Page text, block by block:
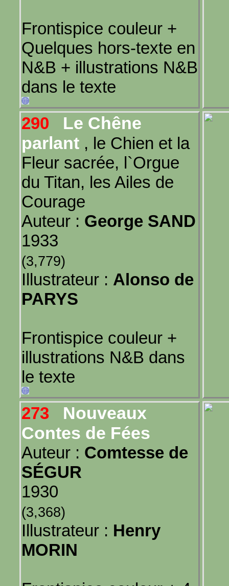
Frontispice couleur +
Quelques hors-texte en
N&B + illustrations N&B
dans le texte
290
Le Chêne
parlant , le Chien et la
Fleur sacrée, l`Orgue
du Titan, les Ailes de
Courage
Auteur : George SAND
1933
(3,779)
Illustrateur : Alonso de
PARYS
Frontispice couleur +
illustrations N&B dans
le texte
273
Nouveaux
Contes de Fées
Auteur : Comtesse de
SÉGUR
1930
(3,368)
Illustrateur : Henry
MORIN